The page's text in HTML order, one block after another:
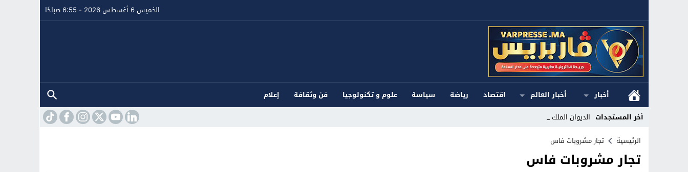
الخميس 6 أغسطس 2026 - 6:55 صباحًا
أخبار أخبار العالم اقتصاد رياضة سياسة علوم و تكنولوجيا فن وثقافة
إعلام
أخر المستجدات الديوان الملكي _
Stop
Previous
الرئيسية تجار مشروبات فاس
تجار مشروبات فاس